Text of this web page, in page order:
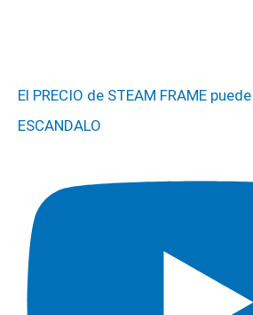
El PRECIO de STEAM FRAME
ESCANDALO